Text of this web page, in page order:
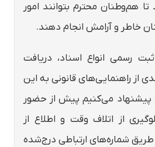
هم‌وطنان محترم بتوانند امور
خاطر و آرامش انجام دهند.
رسمی انواع اسناد، دریافت
از راهنمایی‌های قانونی به این
پیشنهاد می‌کنیم پیش از حضور
از اتلاف وقت و اطلاع از
طریق شماره‌های ارتباطی درج‌شده